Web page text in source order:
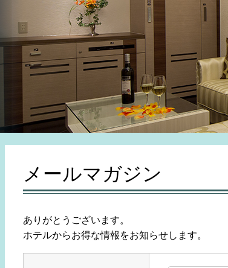
メールマガジン
ありがとうございます。
ホテルからお得な情報をお知らせします。